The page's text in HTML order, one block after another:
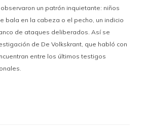
un patrón inquietante: niños
bala en la cabeza o el pecho, un indicio
de ataques deliberados. Así se
de De Volkskrant, que habló con
entre los últimos testigos